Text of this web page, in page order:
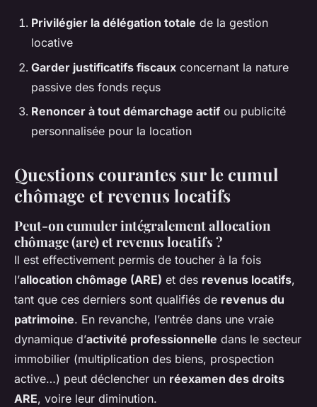
Privilégier la délégation totale de la gestion
locative
Garder justificatifs fiscaux concernant la nature
passive des fonds reçus
Renoncer à tout démarchage actif ou publicité
personnalisée pour la location
Questions courantes sur le cumul
chômage et revenus locatifs
Peut-on cumuler intégralement allocation
chômage (are) et revenus locatifs ?
Il est effectivement permis de toucher à la fois
l’allocation chômage (ARE) et des revenus locatifs,
tant que ces derniers sont qualifiés de revenus du
patrimoine. En revanche, l’entrée dans une vraie
dynamique d’activité professionnelle dans le secteur
immobilier (multiplication des biens, prospection
active…) peut déclencher un réexamen des droits
ARE, voire leur diminution.